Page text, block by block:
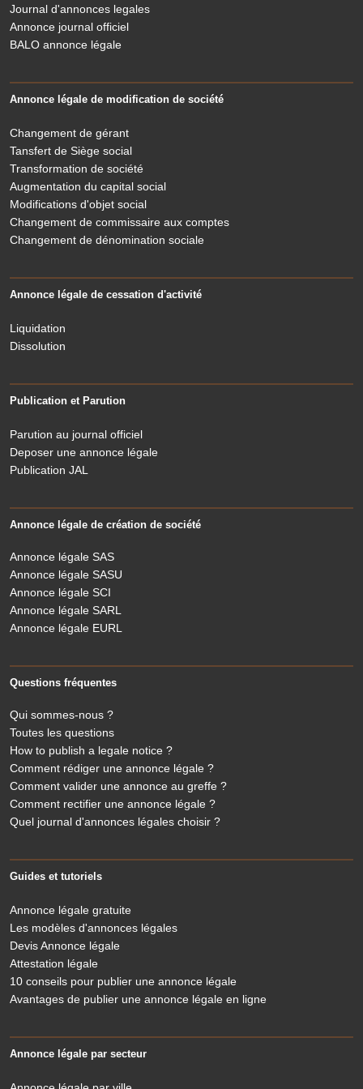
Journal d'annonces legales
Annonce journal officiel
BALO annonce légale
Annonce légale de modification de société
Changement de gérant
Tansfert de Siège social
Transformation de société
Augmentation du capital social
Modifications d'objet social
Changement de commissaire aux comptes
Changement de dénomination sociale
Annonce légale de cessation d'activité
Liquidation
Dissolution
Publication et Parution
Parution au journal officiel
Deposer une annonce légale
Publication JAL
Annonce légale de création de société
Annonce légale SAS
Annonce légale SASU
Annonce légale SCI
Annonce légale SARL
Annonce légale EURL
Questions fréquentes
Qui sommes-nous ?
Toutes les questions
How to publish a legale notice ?
Comment rédiger une annonce légale ?
Comment valider une annonce au greffe ?
Comment rectifier une annonce légale ?
Quel journal d'annonces légales choisir ?
Guides et tutoriels
Annonce légale gratuite
Les modèles d'annonces légales
Devis Annonce légale
Attestation légale
10 conseils pour publier une annonce légale
Avantages de publier une annonce légale en ligne
Annonce légale par secteur